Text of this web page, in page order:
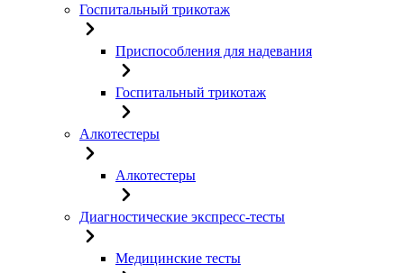
Госпитальный трикотаж
Приспособления для надевания
Госпитальный трикотаж
Алкотестеры
Алкотестеры
Диагностические экспресс-тесты
Медицинские тесты